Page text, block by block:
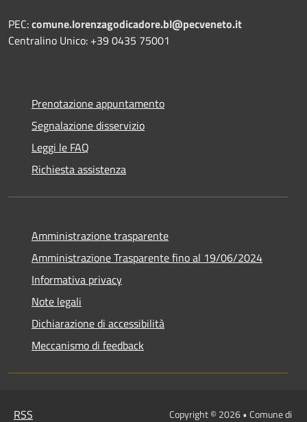
PEC:comune.lorenzagodicadore.bl@pecveneto.it
Centralino Unico: +39 0435 75001
Prenotazione appuntamento
Segnalazione disservizio
Leggi le FAQ
Richiesta assistenza
Amministrazione trasparente
Amministrazione Trasparente fino al 19/06/2024
Informativa privacy
Note legali
Dichiarazione di accessibilità
Meccanismo di feedback
RSS Copyright © 2026 • Comune di